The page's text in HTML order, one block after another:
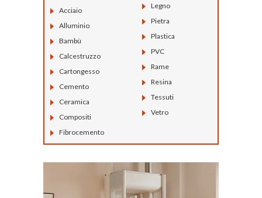
Acciaio
Alluminio
Bambù
Calcestruzzo
Cartongesso
Cemento
Ceramica
Compositi
Fibrocemento
Legno
Pietra
Plastica
PVC
Rame
Resina
Tessuti
Vetro